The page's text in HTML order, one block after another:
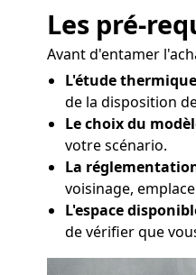
Les pré-
Avant d'entamer
L'étude
de la disposition
Le choix du
votre scénario.
La
voisinage,
L'espace
de vérifier que